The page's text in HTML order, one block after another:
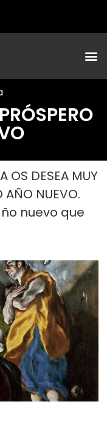
OS DESEA MUY
AÑO NUEVO.
nuevo que